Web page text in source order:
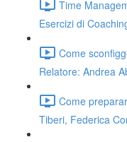
Time
Esercizi di
Come
Relatore: Andrea
Come
Tiberi, Federica